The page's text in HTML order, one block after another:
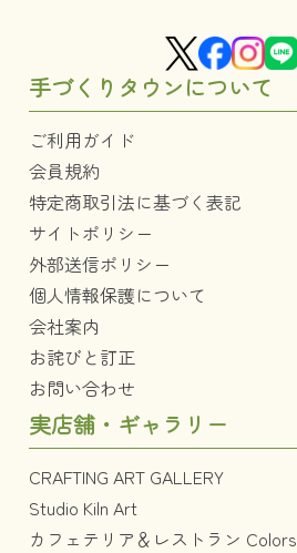
手づくりタウンについて
ご利用ガイド
会員規約
特定商取引法に基づく表記
サイトポリシー
外部送信ポリシー
個人情報保護について
会社案内
お詫びと訂正
お問い合わせ
実店舗・ギャラリー
CRAFTING ART GALLERY
Studio Kiln Art
カフェテリア＆レストラン Colors